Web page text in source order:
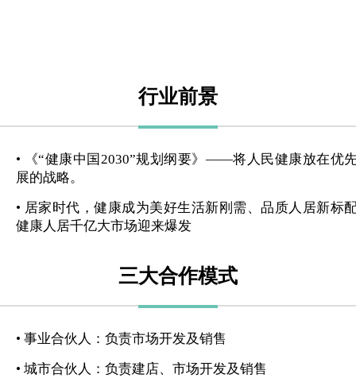
行业前景
• 《“健康中国2030”规划纲要》——将人民健康放在优
展的战略。
• 居家时代，健康成为美好生活新刚需、品质人居新标
健康人居千亿大市场迎来爆发
三大合作模式
• 事业合伙人：负责市场开发及销售
• 城市合伙人：负责建店、市场开发及销售